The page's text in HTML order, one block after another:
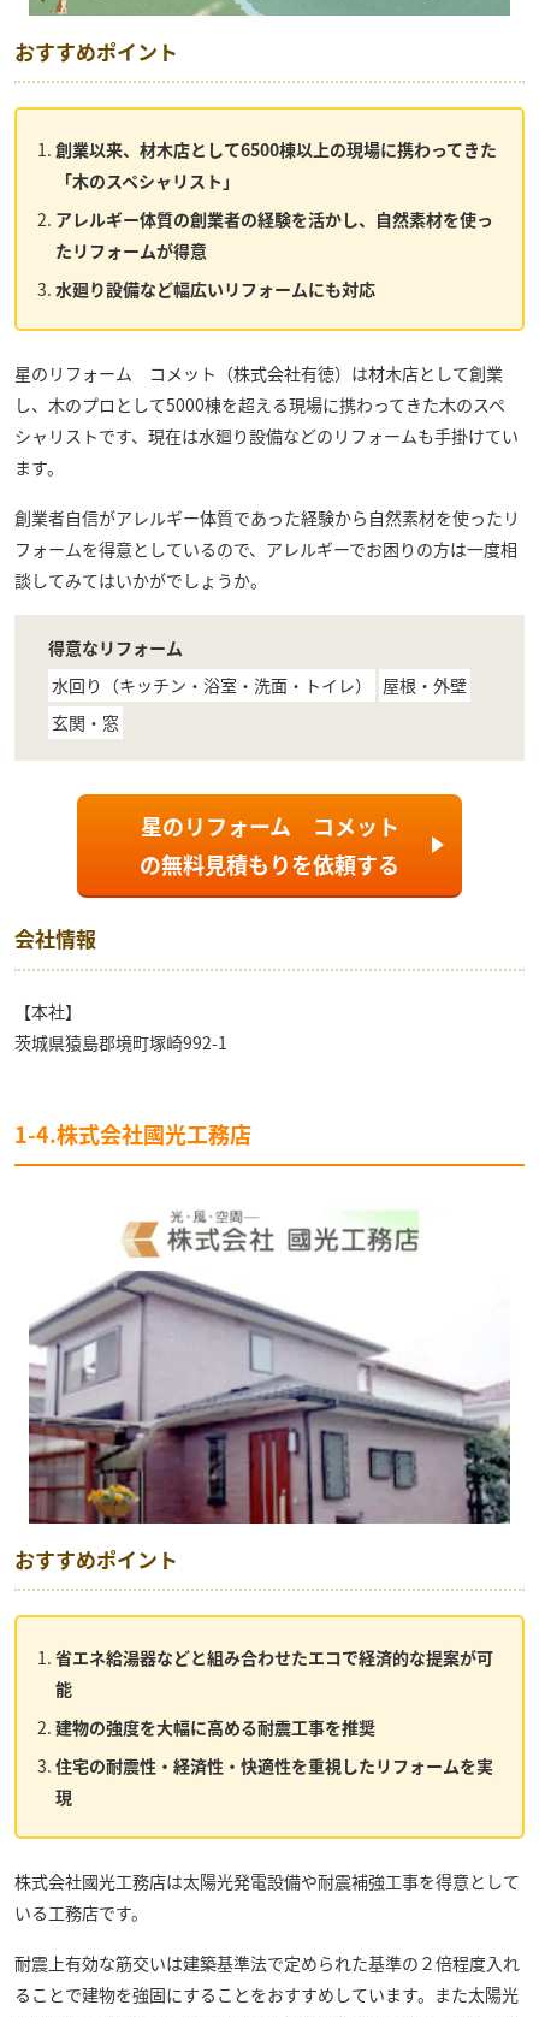
おすすめポイント
創業以来、材木店として6500棟以上の現場に携わってきた
「木のスペシャリスト」
アレルギー体質の創業者の経験を活かし、自然素材を使っ
たリフォームが得意
水廻り設備など幅広いリフォームにも対応
星のリフォーム コメット（株式会社有徳） は材木店として創業
し、木のプロとして5000棟を超える現場に携わってきた木のスペ
シャリストです、現在は水廻り設備などのリフォームも手掛けてい
ます。
創業者自信がアレルギー体質であった経験から自然素材を使ったリ
フォームを得意としているので、アレルギーでお困りの方は一度相
談してみてはいかがでしょうか。
得意なリフォーム
水回り（キッチン・浴室・洗面・トイレ）
屋根・外壁
玄関・窓
星のリフォーム コメット
の無料見積もりを依頼する
会社情報
【本社】
茨城県猿島郡境町塚崎992-1
1-4.株式会社國光工務店
おすすめポイント
省エネ給湯器などと組み合わせたエコで経済的な提案が可
能
建物の強度を大幅に高める耐震工事を推奨
住宅の耐震性・経済性・快適性を重視したリフォームを実
現
株式会社國光工務店は太陽光発電設備や耐震補強工事を得意として
いる工務店です。
耐震上有効な筋交いは建築基準法で定められた基準の２倍程度入れ
ることで建物を強固にすることをおすすめしています。また太陽光